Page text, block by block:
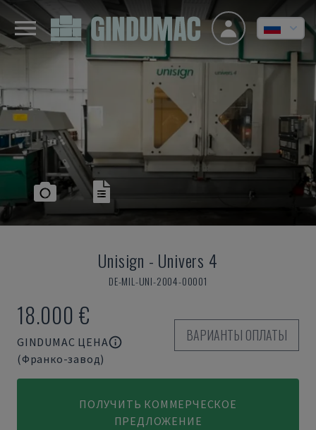
Unisign - Univers 4
DE-MIL-UNI-2004-00001
18.000 €
GINDUMAC ЦЕНА
(Франко-завод)
ВАРИАНТЫ ОПЛАТЫ
ПОЛУЧИТЬ КОММЕРЧЕСКОЕ
ПРЕДЛОЖЕНИЕ